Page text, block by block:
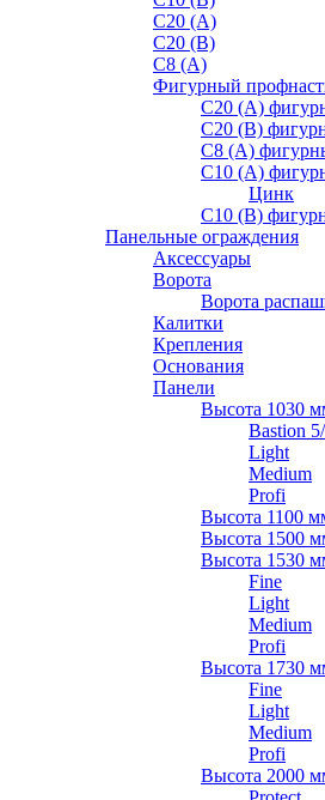
С20 (А)
С20 (В)
С8 (A)
Фигурный
С20 (A)
С20 (В)
С8 (A)
С10 (A)
Цинк
С10 (В)
Панельные ограждения
Аксессуары
Ворота
Ворота
Калитки
Крепления
Основания
Панели
Высота 1030
Bastion
Light
Medium
Profi
Высота 1100
Высота 1500
Высота 1530
Fine
Light
Medium
Profi
Высота 1730
Fine
Light
Medium
Profi
Высота 2000